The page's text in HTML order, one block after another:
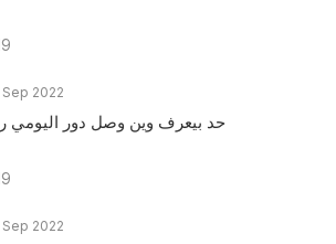
Sep 2022
حد بيعرف وين وصل دور اليومي
Sep 2022